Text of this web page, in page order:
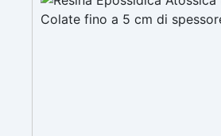
Certificata Atossica post
con la pelle, BPA free e